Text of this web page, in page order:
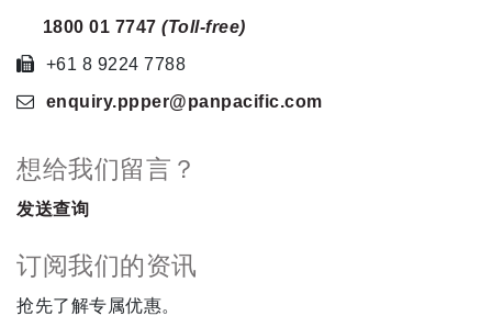
1800 01 7747 (Toll-free)
+61 8 9224 7788
enquiry.ppper@panpacific.com
想给我们留言？
发送查询
订阅我们的资讯
抢先了解专属优惠。